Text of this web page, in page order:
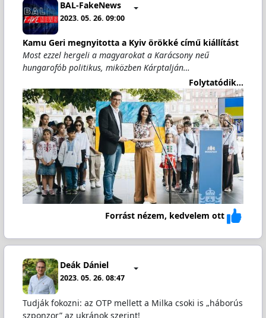
BAL-FakeNews
2023. 05. 26. 09:00
Kamu Geri megnyitotta a Kyiv örökké című kiállítást
Most ezzel hergeli a magyarokat a Karácsony neű
hungarofób politikus, miközben Kárptalján…
Folytatódik...
Forrást nézem, kedvelem ott
Deák Dániel
2023. 05. 26. 08:47
Tudják fokozni: az OTP mellett a Milka csoki is „háborús
szponzor” az ukránok szerint!